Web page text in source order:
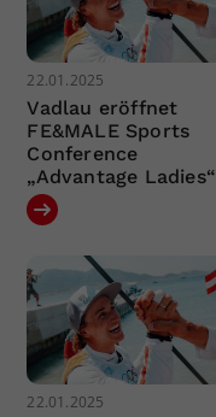
22.01.2025
Vadlau eröffnet
FE&MALE Sports
Conference
„Advantage Ladies“
22.01.2025